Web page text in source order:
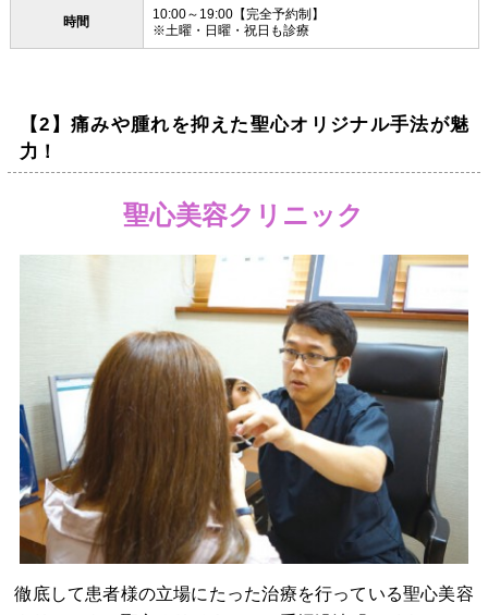
時間
10:00～19:00【完全予約制】
※土曜・日曜・祝日も診療
【2】痛みや腫れを抑えた聖心オリジナル手法が魅
力！
聖心美容クリニック
徹底して患者様の立場にたった治療を行っている聖心美容